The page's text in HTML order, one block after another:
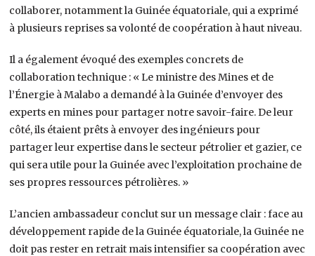
collaborer, notamment la Guinée équatoriale, qui a exprimé
à plusieurs reprises sa volonté de coopération à haut niveau.
Il a également évoqué des exemples concrets de
collaboration technique : « Le ministre des Mines et de
l’Énergie à Malabo a demandé à la Guinée d’envoyer des
experts en mines pour partager notre savoir-faire. De leur
côté, ils étaient prêts à envoyer des ingénieurs pour
partager leur expertise dans le secteur pétrolier et gazier, ce
qui sera utile pour la Guinée avec l’exploitation prochaine de
ses propres ressources pétrolières. »
L’ancien ambassadeur conclut sur un message clair : face au
développement rapide de la Guinée équatoriale, la Guinée ne
doit pas rester en retrait mais intensifier sa coopération avec